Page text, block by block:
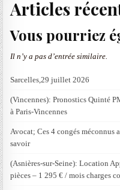
Articles
Vous pourriez
Il n’y a pas d’entrée similaire.
Sarcelles,29 juillet 2026
(Vincennes): Pronostics Quinté
à Paris-Vincennes
Avocat; Ces 4 congés
savoir
(Asnières-sur-Seine): Location
pièces – 1 295 € / mois charges